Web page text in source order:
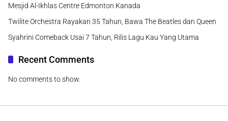
Mesjid Al-Ikhlas Centre Edmonton Kanada
Twilite Orchestra Rayakan 35 Tahun, Bawa The Beatles dan Queen
Syahrini Comeback Usai 7 Tahun, Rilis Lagu Kau Yang Utama
Recent Comments
No comments to show.